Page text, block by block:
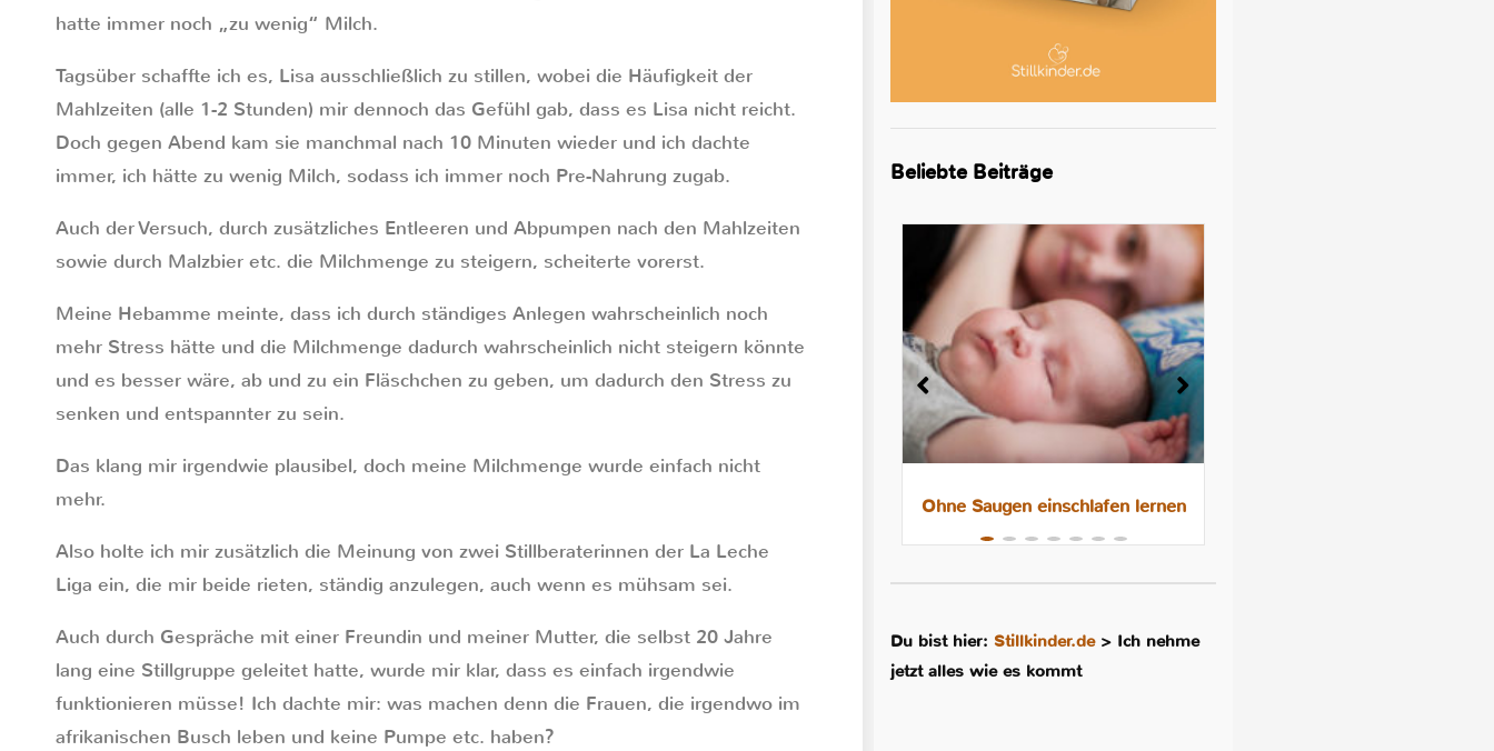
hatte immer noch „zu wenig“ Milch.
Tagsüber schaffte ich es, Lisa ausschließlich zu stillen, wobei die Häufigkeit der
Mahlzeiten (alle 1-2 Stunden) mir dennoch das Gefühl gab, dass es Lisa nicht reicht.
Doch gegen Abend kam sie manchmal nach 10 Minuten wieder und ich dachte
immer, ich hätte zu wenig Milch, sodass ich immer noch Pre-Nahrung zugab.
Auch der Versuch, durch zusätzliches Entleeren und Abpumpen nach den Mahlzeiten
sowie durch Malzbier etc. die Milchmenge zu steigern, scheiterte vorerst.
Meine Hebamme meinte, dass ich durch ständiges Anlegen wahrscheinlich noch
mehr Stress hätte und die Milchmenge dadurch wahrscheinlich nicht steigern könnte
und es besser wäre, ab und zu ein Fläschchen zu geben, um dadurch den Stress zu
senken und entspannter zu sein.
Das klang mir irgendwie plausibel, doch meine Milchmenge wurde einfach nicht
mehr.
Also holte ich mir zusätzlich die Meinung von zwei Stillberaterinnen der La Leche
Liga ein, die mir beide rieten, ständig anzulegen, auch wenn es mühsam sei.
Auch durch Gespräche mit einer Freundin und meiner Mutter, die selbst 20 Jahre
lang eine Stillgruppe geleitet hatte, wurde mir klar, dass es einfach irgendwie
funktionieren müsse! Ich dachte mir: was machen denn die Frauen, die irgendwo im
afrikanischen Busch leben und keine Pumpe etc. haben?
Beliebte Beiträge
Ohne Saugen einschlafen lernen
Du bist hier:Stillkinder.de> Ich nehme
jetzt alles wie es kommt